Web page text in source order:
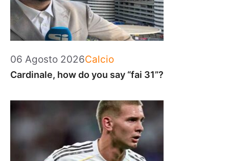
06 Agosto 2026Categorie
Calcio
Cardinale, how do you say “fai 31”?